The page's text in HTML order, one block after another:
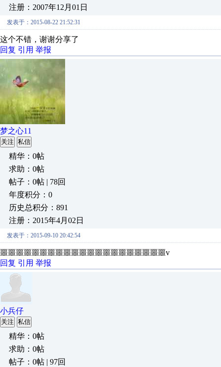
注册：2007年12月01日
发表于：2015-08-22 21:52:31
这个不错，谢谢分享了
回复 引用 举报
梦之心11
关注 私信
精华：0帖
求助：0帖
帖子：0帖 | 78回
年度积分：0
历史总积分：891
注册：2015年4月02日
发表于：2015-09-10 20:42:54
噩噩噩噩噩噩噩噩噩噩噩噩噩噩噩噩噩噩噩噩噩v
回复 引用 举报
小兵仔
关注 私信
精华：0帖
求助：0帖
帖子：0帖 | 97回